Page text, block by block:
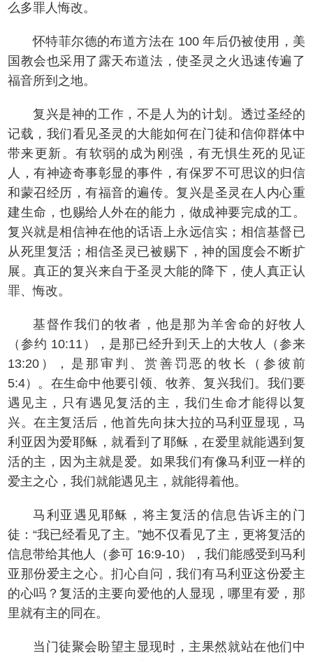
么多罪人悔改。
怀特菲尔德的布道方法在 100 年后仍被使用，美
国教会也采用了露天布道法，使圣灵之火迅速传遍了
福音所到之地。
复兴是神的工作，不是人为的计划。透过圣经的
记载，我们看见圣灵的大能如何在门徒和信仰群体中
带来更新。有软弱的成为刚强，有无惧生死的见证
人，有神迹奇事彰显的事件，有保罗不可思议的归信
和蒙召经历，有福音的遍传。复兴是圣灵在人内心重
建生命，也赐给人外在的能力，做成神要完成的工。
复兴就是相信神在他的话语上永远信实；相信基督已
从死里复活；相信圣灵已被赐下，神的国度会不断扩
展。真正的复兴来自于圣灵大能的降下，使人真正认
罪、悔改。
基督作我们的牧者，他是那为羊舍命的好牧人
（参约 10:11），是那已经升到天上的大牧人（参来
13:20），是那审判、赏善罚恶的牧长（参彼前
5:4）。在生命中他要引领、牧养、复兴我们。我们要
遇见主，只有遇见复活的主，我们生命才能得以复
兴。在主复活后，他首先向抹大拉的马利亚显现，马
利亚因为爱耶稣，就看到了耶稣，在爱里就能遇到复
活的主，因为主就是爱。如果我们有像马利亚一样的
爱主之心，我们就能遇见主，就能得着他。
马利亚遇见耶稣，将主复活的信息告诉主的门
徒：“我已经看见了主。”她不仅看见了主，更将复活的
信息带给其他人（参可 16:9-10），我们能感受到马利
亚那份爱主之心。扪心自问，我们有马利亚这份爱主
的心吗？复活的主要向爱他的人显现，哪里有爱，那
里就有主的同在。
当门徒聚会盼望主显现时，主果然就站在他们中